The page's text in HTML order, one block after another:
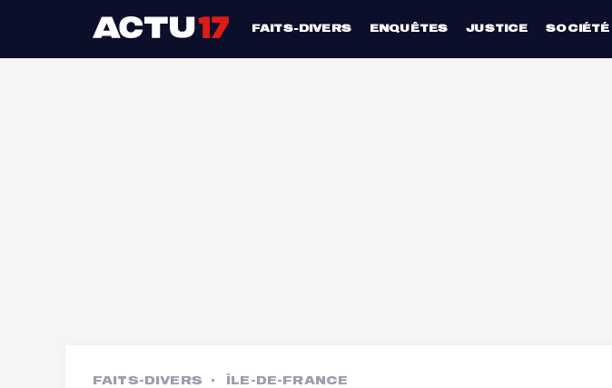
FAITS-DIVERS ENQUÊTES JUSTICE SOCIÉTÉ
FAITS-DIVERS ÎLE-DE-FRANCE